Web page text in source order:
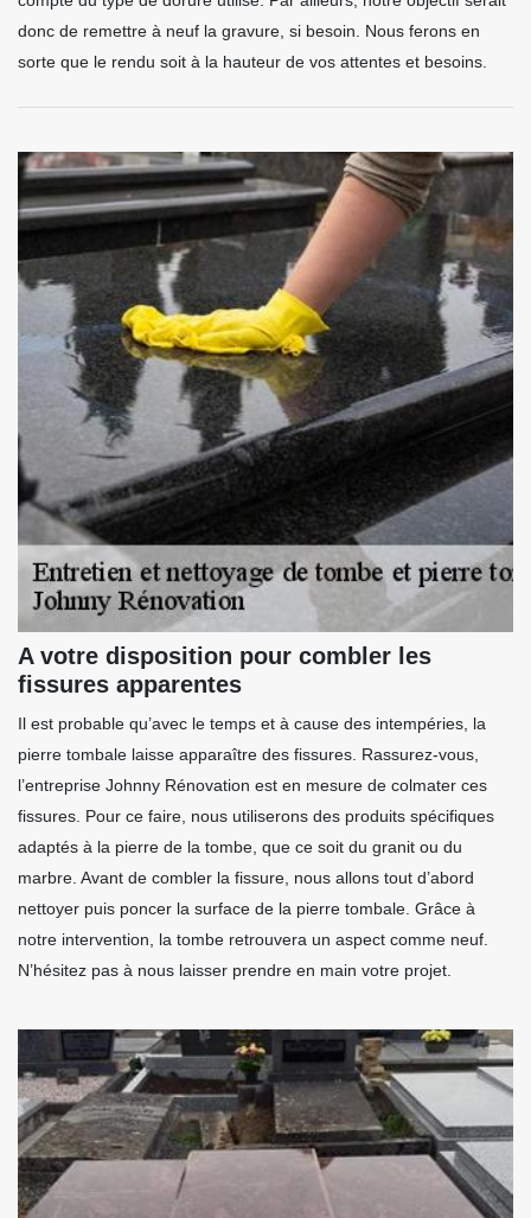
donc de remettre à neuf la gravure, si besoin. Nous ferons en
sorte que le rendu soit à la hauteur de vos attentes et besoins.
A votre disposition pour combler les
fissures apparentes
Il est probable qu’avec le temps et à cause des intempéries, la
pierre tombale laisse apparaître des fissures. Rassurez-vous,
l’entreprise Johnny Rénovation est en mesure de colmater ces
fissures. Pour ce faire, nous utiliserons des produits spécifiques
adaptés à la pierre de la tombe, que ce soit du granit ou du
marbre. Avant de combler la fissure, nous allons tout d’abord
nettoyer puis poncer la surface de la pierre tombale. Grâce à
notre intervention, la tombe retrouvera un aspect comme neuf.
N’hésitez pas à nous laisser prendre en main votre projet.